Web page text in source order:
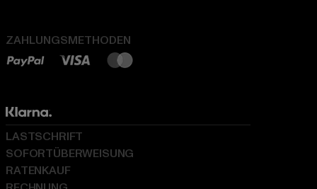
ZAHLUNGSMETHODEN
LASTSCHRIFT
SOFORTÜBERWEISUNG
RATENKAUF